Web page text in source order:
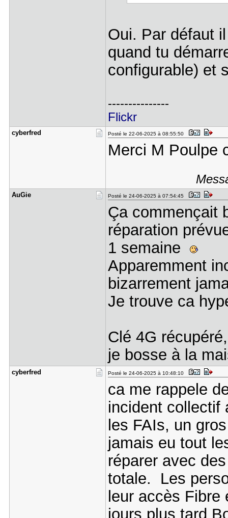
Oui. Par défaut
quand tu
configurable) et
---------------
Flickr
cyberfred Posté le 22-06-2025 à 08:55:50
Merci M Poulpe
AuGie Posté le 24-06-2025 à 07:54:45
Ça commençait
réparation
1 semaine
Apparemment
bizarrement
Je trouve ca
Clé 4G
je bosse à la
cyberfred Posté le 24-06-2025 à 10:48:10
ca me rappele
incident collectif
les FAIs, un
jamais eu tout
réparer avec
totale. Les
leur accès
jours plus tard